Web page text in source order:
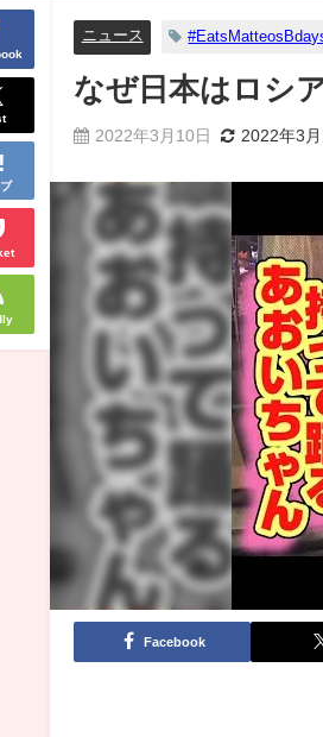
ニュース
なぜ日本はロシ
2022年3月10日 2022年3
Facebook